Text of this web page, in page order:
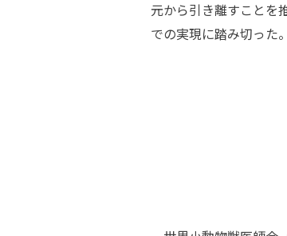
元から引き離すことを
での実現に踏み切った。